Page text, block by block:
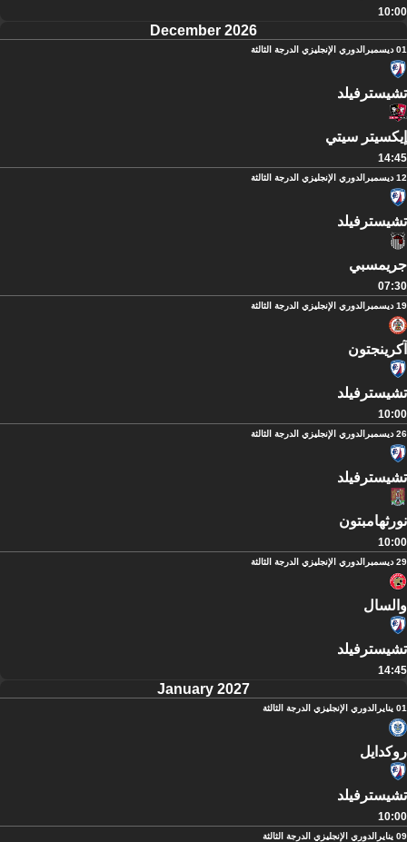
10:00
December 2026
01 ديسمبر الدوري الإنجليزي الدرجة الثالثة
تشيسترفيلد
إيكسيتر سيتي
14:45
12 ديسمبر الدوري الإنجليزي الدرجة الثالثة
تشيسترفيلد
جريمسبي
07:30
19 ديسمبر الدوري الإنجليزي الدرجة الثالثة
آكرينجتون
تشيسترفيلد
10:00
26 ديسمبر الدوري الإنجليزي الدرجة الثالثة
تشيسترفيلد
نورثهامبتون
10:00
29 ديسمبر الدوري الإنجليزي الدرجة الثالثة
والسال
تشيسترفيلد
14:45
January 2027
01 يناير الدوري الإنجليزي الدرجة الثالثة
روكدايل
تشيسترفيلد
10:00
09 يناير الدوري الإنجليزي الدرجة الثالثة